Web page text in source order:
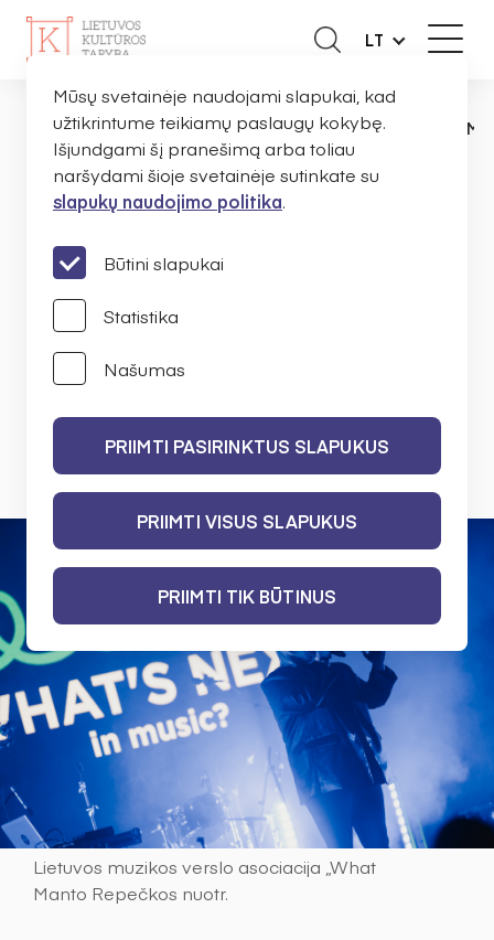
LT
PAGRINDINISNAUJIENOS PRANEŠIMAI TYRĖJAS
Tyrėjas Martynas Tininis:
viena populiariausių
sričių LKT konkursuose –
MARTYNAS TININIS
2023 M. RUGPJŪČIO 11 D.
Lietuvos muzikos verslo asociacija „What
Manto Repečkos nuotr.
Mūsų svetainėje naudojami slapukai, kad
užtikrintume teikiamų paslaugų kokybę.
Išjundgami šį pranešimą arba toliau
naršydami šioje svetainėje sutinkate su
slapukų naudojimo politika.
Būtini slapukai
Statistika
Našumas
PRIIMTI PASIRINKTUS SLAPUKUS
PRIIMTI VISUS SLAPUKUS
PRIIMTI TIK BŪTINUS